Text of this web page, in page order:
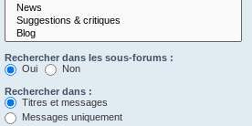
Rechercher dans les sous-forums :
Oui
Non
Rechercher dans :
Titres et messages
Messages uniquement